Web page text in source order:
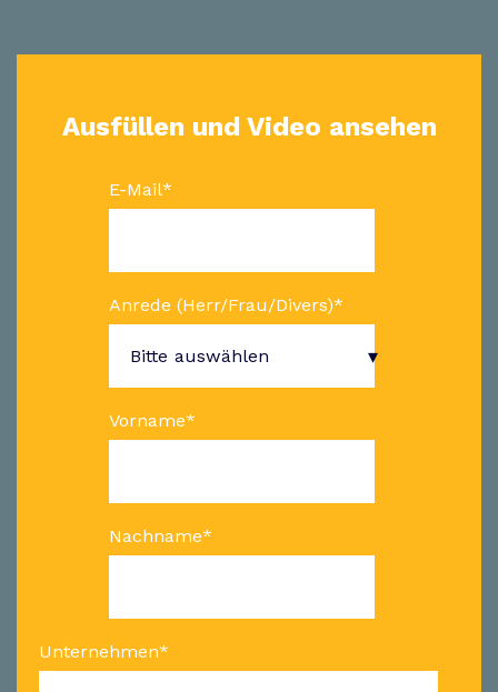
Ausfüllen und Video ansehen
E-Mail*
Anrede (Herr/Frau/Divers)*
Vorname*
Nachname*
Unternehmen*